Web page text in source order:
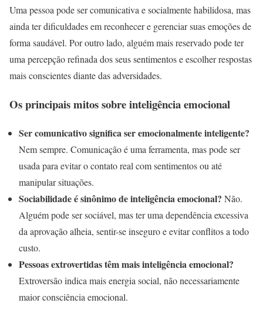
Uma pessoa pode ser comunicativa e socialmente habilidosa, mas
ainda ter dificuldades em reconhecer e gerenciar suas emoções de
forma saudável. Por outro lado, alguém mais reservado pode ter
uma percepção refinada dos seus sentimentos e escolher respostas
mais conscientes diante das adversidades.
Os principais mitos sobre inteligência emocional
Ser comunicativo significa ser emocionalmente inteligente?
Nem sempre. Comunicação é uma ferramenta, mas pode ser
usada para evitar o contato real com sentimentos ou até
manipular situações.
Sociabilidade é sinônimo de inteligência emocional? Não.
Alguém pode ser sociável, mas ter uma dependência excessiva
da aprovação alheia, sentir-se inseguro e evitar conflitos a todo
custo.
Pessoas extrovertidas têm mais inteligência emocional?
Extroversão indica mais energia social, não necessariamente
maior consciência emocional.